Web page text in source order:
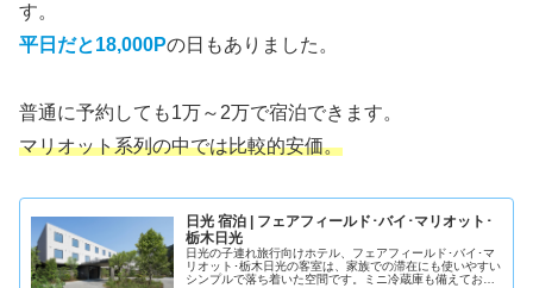
す。
平日だと18,000Pの日もありました。
普通に予約しても1万～2万で宿泊できます。
マリオット系列の中では比較的安価。
日光 宿泊 | フェアフィールド･バイ･マリオット･
栃木日光
日光の子連れ旅行向けホテル、フェアフィールド･バイ･マ
リオット･栃木日光の客室は、家族での滞在にも使いやすい
シンプルで落ち着いた空間です。ミニ冷蔵庫も備えてお